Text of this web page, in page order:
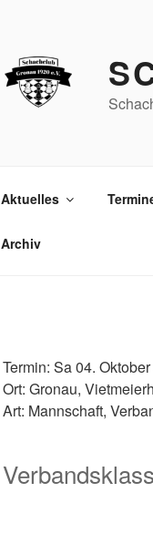
Aktuelles
Archiv
Termin: Sa 04.
Ort: Gronau,
Art: Mannschaft,